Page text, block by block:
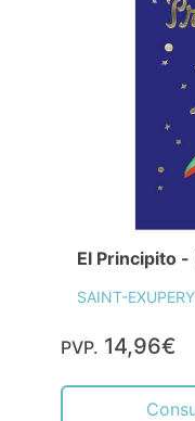
El Principito
SAINT-
PVP. 14,96€